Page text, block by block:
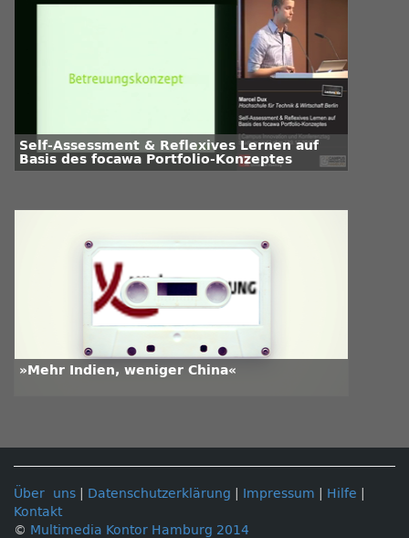
Self-Assessment & Reflexives Lernen auf
Basis des focawa Portfolio-Konzeptes
»Mehr Indien, weniger China«
Über uns Datenschutzerklärung Impressum Hilfe
Kontakt
© Multimedia Kontor Hamburg 2014